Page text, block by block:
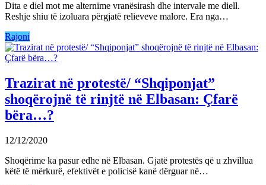
Dita e diel mot me alternime vranësirash dhe intervale me diell.
Reshje shiu të izoluara përgjatë relieveve malore. Era nga…
Rajoni
Trazirat në protestë/ “Shqiponjat”
shoqërojnë të rinjtë në Elbasan: Çfarë
bëra…?
12/12/2020
Shoqërime ka pasur edhe në Elbasan. Gjatë protestës që u zhvillua
këtë të mërkurë, efektivët e policisë kanë dërguar në…